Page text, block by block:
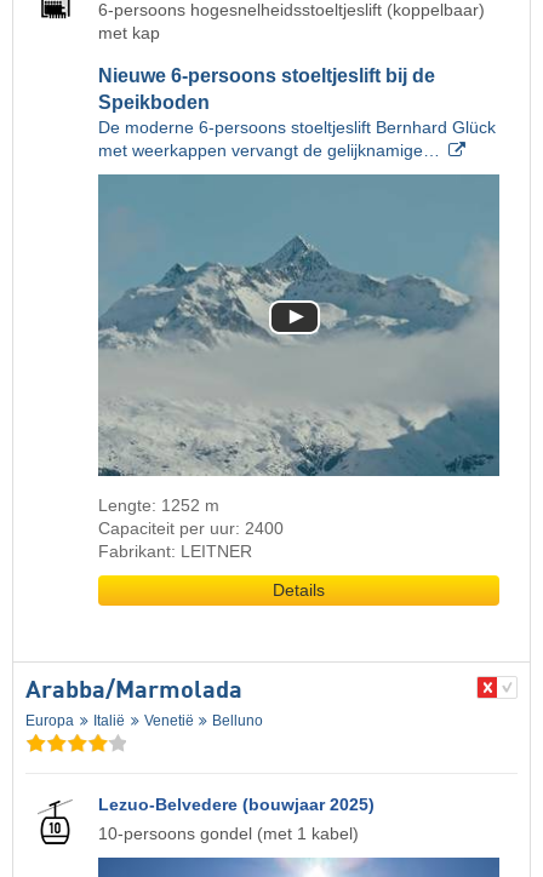
6-persoons hogesnelheidsstoeltjeslift (koppelbaar)
met kap
Nieuwe 6-persoons stoeltjeslift bij de
Speikboden
De moderne 6-persoons stoeltjeslift Bernhard Glück
met weerkappen vervangt de gelijknamige…
Lengte: 1252 m
Capaciteit per uur: 2400
Fabrikant: LEITNER
Details
Arabba/​Marmolada
Europa Italië Venetië Belluno
Lezuo-Belvedere (bouwjaar 2025)
10-persoons gondel (met 1 kabel)